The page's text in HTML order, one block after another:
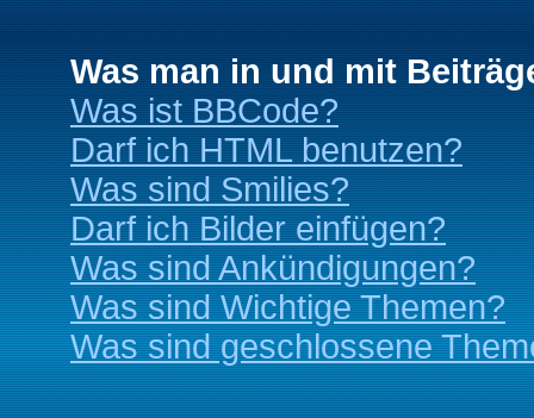
Was man in und mit
Was ist BBCode?
Darf ich HTML benutzen?
Was sind Smilies?
Darf ich Bilder einfügen?
Was sind Ankündigungen?
Was sind Wichtige Themen?
Was sind geschlossene